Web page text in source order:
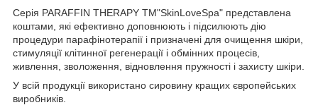
Серія PARAFFIN THERAPY ТМ"SkinLoveSpa" представлена
коштами, які ефективно доповнюють і підсилюють дію
процедури парафінотерапії і призначені для очищення шкіри,
стимуляції клітинної регенерації і обмінних процесів,
живлення, зволоження, відновлення пружності і захисту шкіри.
У всій продукції використано сировину кращих європейських
виробників.